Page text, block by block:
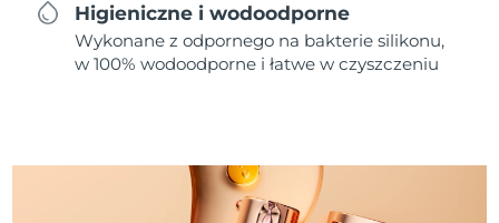
Higieniczne i wodoodporne
Wykonane z odpornego na bakterie silikonu,
w 100% wodoodporne i łatwe w czyszczeniu